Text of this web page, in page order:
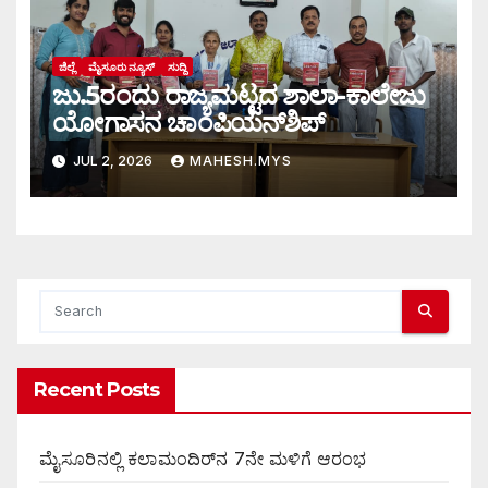
ಜಿಲ್ಲೆ ಮೈಸೂರು ನ್ಯೂಸ್ ಸುದ್ದಿ
ಜು.5ರಂದು ರಾಜ್ಯಮಟ್ಟದ ಶಾಲಾ-ಕಾಲೇಜು
ಯೋಗಾಸನ ಚಾಂಪಿಯನ್‌ಶಿಪ್
JUL 2, 2026 MAHESH.MYS
Recent Posts
ಮೈಸೂರಿನಲ್ಲಿ ಕಲಾಮಂದಿರ್‌ನ 7ನೇ ಮಳಿಗೆ ಆರಂಭ